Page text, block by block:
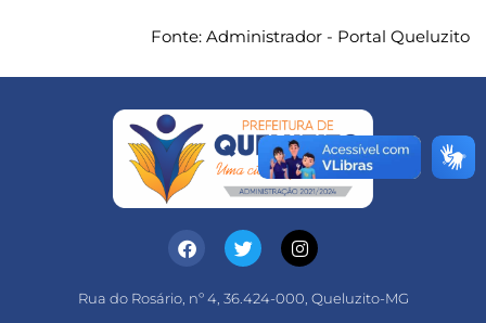
Fonte: Administrador - Portal Queluzito
Rua do Rosário, nº 4, 36.424-000, Queluzito-MG